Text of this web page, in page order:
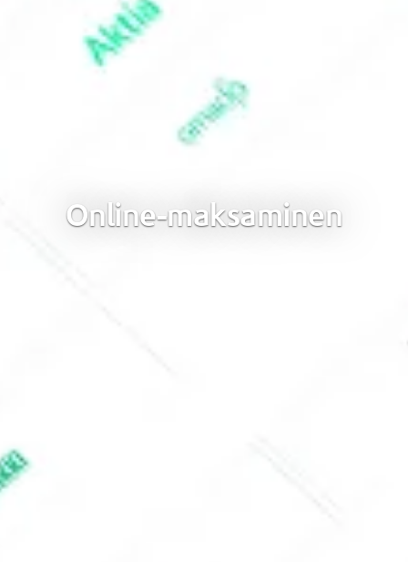
Online-maksaminen